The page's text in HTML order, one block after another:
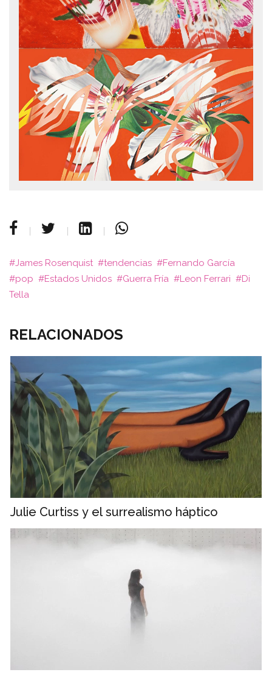
James Rosenquist tendencias
Fernando García
pop
Estados Unidos Guerra Fría Leon Ferrari
Di
Tella
RELACIONADOS
Julie Curtiss y el surrealismo háptico